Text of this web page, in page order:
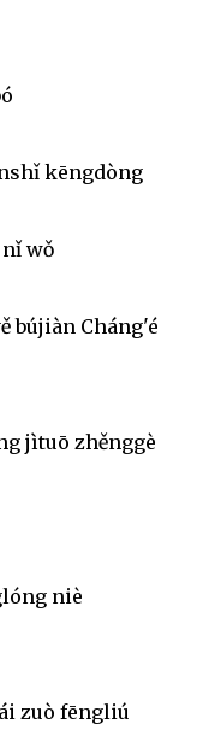
kēngdòng
wǒ
bújiàn Cháng'é
jìtuō zhěnggè
niè
zuò fēngliú